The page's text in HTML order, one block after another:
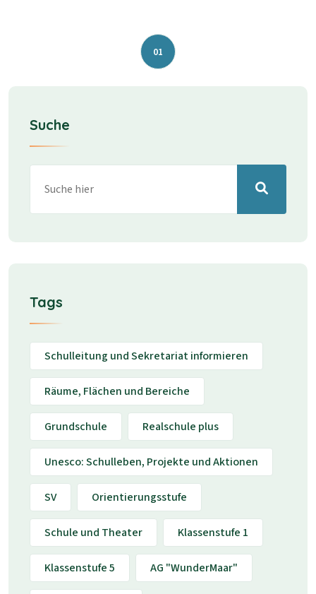
01
Suche
Tags
Schulleitung und Sekretariat informieren
Räume, Flächen und Bereiche
Grundschule Realschule plus
Unesco: Schulleben, Projekte und Aktionen
SV Orientierungsstufe
Schule und Theater Klassenstufe 1
Klassenstufe 5 AG "WunderMaar"